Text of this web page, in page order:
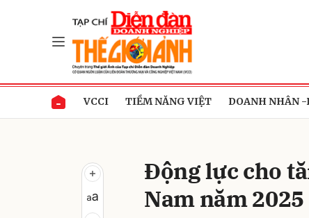
VCCI TIỀM NĂNG VIỆT DOANH NHÂN
Động lực cho
Nam năm 2025